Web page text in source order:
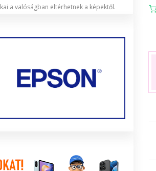
a valóságban eltérhetnek a képektől.